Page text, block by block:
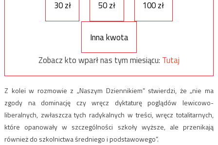
30 zł 50 zł 100 zł
Inna kwota
Zobacz kto wparł nas tym miesiącu: Tutaj
Z kolei w rozmowie z „Naszym Dziennikiem” stwierdzi, że „nie ma
zgody na dominację czy wręcz dyktaturę poglądów lewicowo-
liberalnych, zwłaszcza tych radykalnych w treści, wręcz totalitarnych,
które opanowały w szczególności szkoły wyższe, ale przenikają
również do szkolnictwa średniego i podstawowego”.